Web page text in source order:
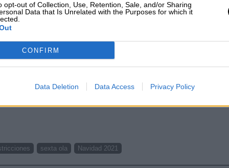
opt-out of Collection, Use, Retention, Sale, and/or Sharing
Data that Is Unrelated with the Purposes for which it
CONFIRM
Data Deletion Data Access Privacy Policy
la ola de ómicron con la sanidad
test y sin intención de activar
sexta ola Navidad 2021